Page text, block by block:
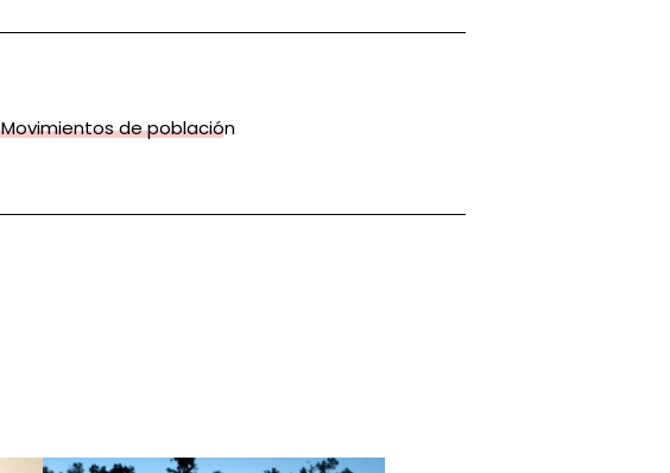
Movimientos de población